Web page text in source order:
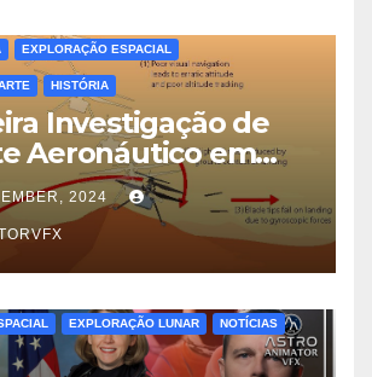
EXPLORAÇÃO ESPACIAL
HISTÓRIA
Investigação de
Aeronáutico em
Lições do
em Marte
2024
EXPLORAÇÃO LUNAR NOTÍCIAS